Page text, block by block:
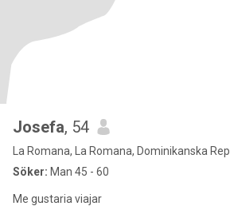
Josefa, 54
La Romana, La Romana, Dominikanska Rep.
Söker: Man 45 - 60
Me gustaria viajar